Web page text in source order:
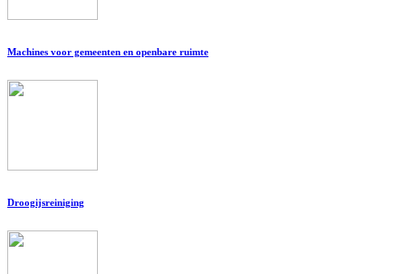
Machines voor gemeenten en openbare ruimte
Droogijsreiniging